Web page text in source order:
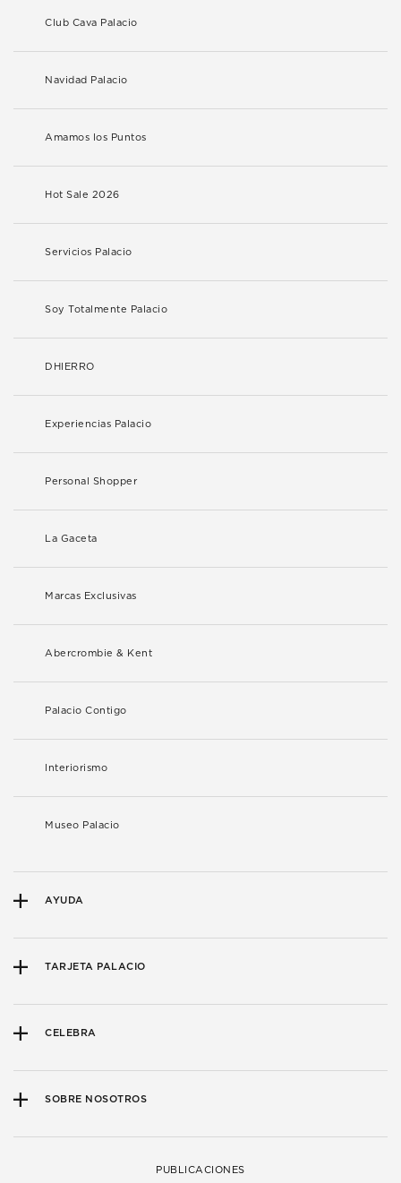
Club Cava Palacio
Navidad Palacio
Amamos los Puntos
Hot Sale 2026
Servicios Palacio
Soy Totalmente Palacio
DHIERRO
Experiencias Palacio
Personal Shopper
La Gaceta
Marcas Exclusivas
Abercrombie & Kent
Palacio Contigo
Interiorismo
Museo Palacio
AYUDA
TARJETA PALACIO
CELEBRA
SOBRE NOSOTROS
PUBLICACIONES